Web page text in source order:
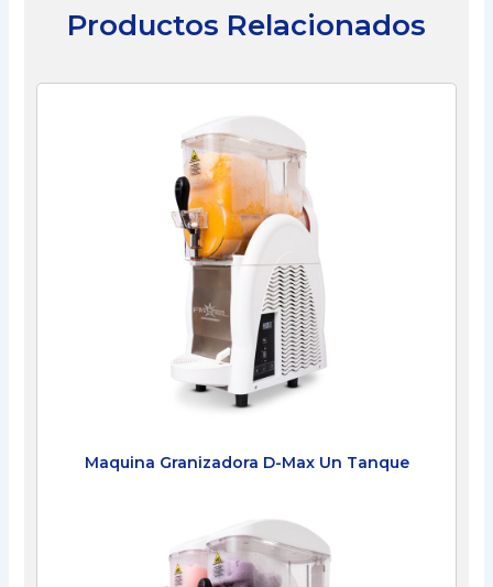
Productos Relacionados
Maquina Granizadora D-Max Un Tanque